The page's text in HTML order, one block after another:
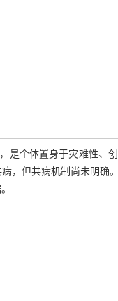
是个体置身于灾难性
，但共病机制尚未明确